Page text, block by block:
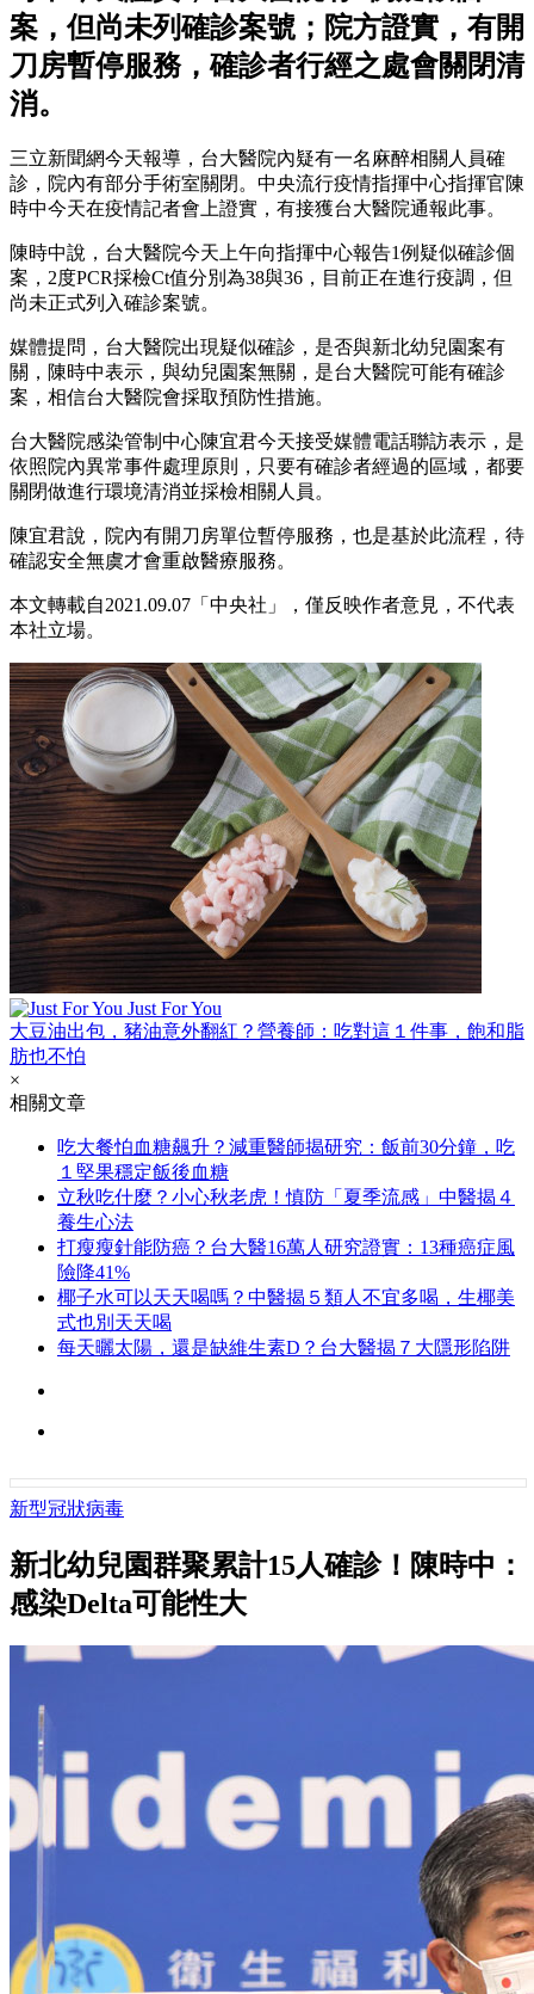
案，但尚未列確診案號；院方證實，有開
刀房暫停服務，確診者行經之處會關閉清
消。
三立新聞網今天報導，台大醫院內疑有一名麻醉相關人員確
診，院內有部分手術室關閉。中央流行疫情指揮中心指揮官陳
時中今天在疫情記者會上證實，有接獲台大醫院通報此事。
陳時中說，台大醫院今天上午向指揮中心報告1例疑似確診個
案，2度PCR採檢Ct值分別為38與36，目前正在進行疫調，但
尚未正式列入確診案號。
媒體提問，台大醫院出現疑似確診，是否與新北幼兒園案有
關，陳時中表示，與幼兒園案無關，是台大醫院可能有確診
案，相信台大醫院會採取預防性措施。
台大醫院感染管制中心陳宜君今天接受媒體電話聯訪表示，是
依照院內異常事件處理原則，只要有確診者經過的區域，都要
關閉做進行環境清消並採檢相關人員。
陳宜君說，院內有開刀房單位暫停服務，也是基於此流程，待
確認安全無虞才會重啟醫療服務。
本文轉載自2021.09.07 「中央社」， 僅反映作者意見，不代表
本社立場。
Just For You
大豆油出包，豬油意外翻紅？營養師：吃對這１件事，飽和脂
肪也不怕
×
相關文章
吃大餐怕血糖飆升？減重醫師揭研究：飯前30分鐘，吃
１堅果穩定飯後血糖
立秋吃什麼？小心秋老虎！慎防「夏季流感」中醫揭４
養生心法
打瘦瘦針能防癌？台大醫16萬人研究證實：13種癌症風
險降41%
椰子水可以天天喝嗎？中醫揭５類人不宜多喝，生椰美
式也別天天喝
每天曬太陽，還是缺維生素D？台大醫揭７大隱形陷阱
新型冠狀病毒
新北幼兒園群聚累計15人確診！陳時中：
感染Delta可能性大